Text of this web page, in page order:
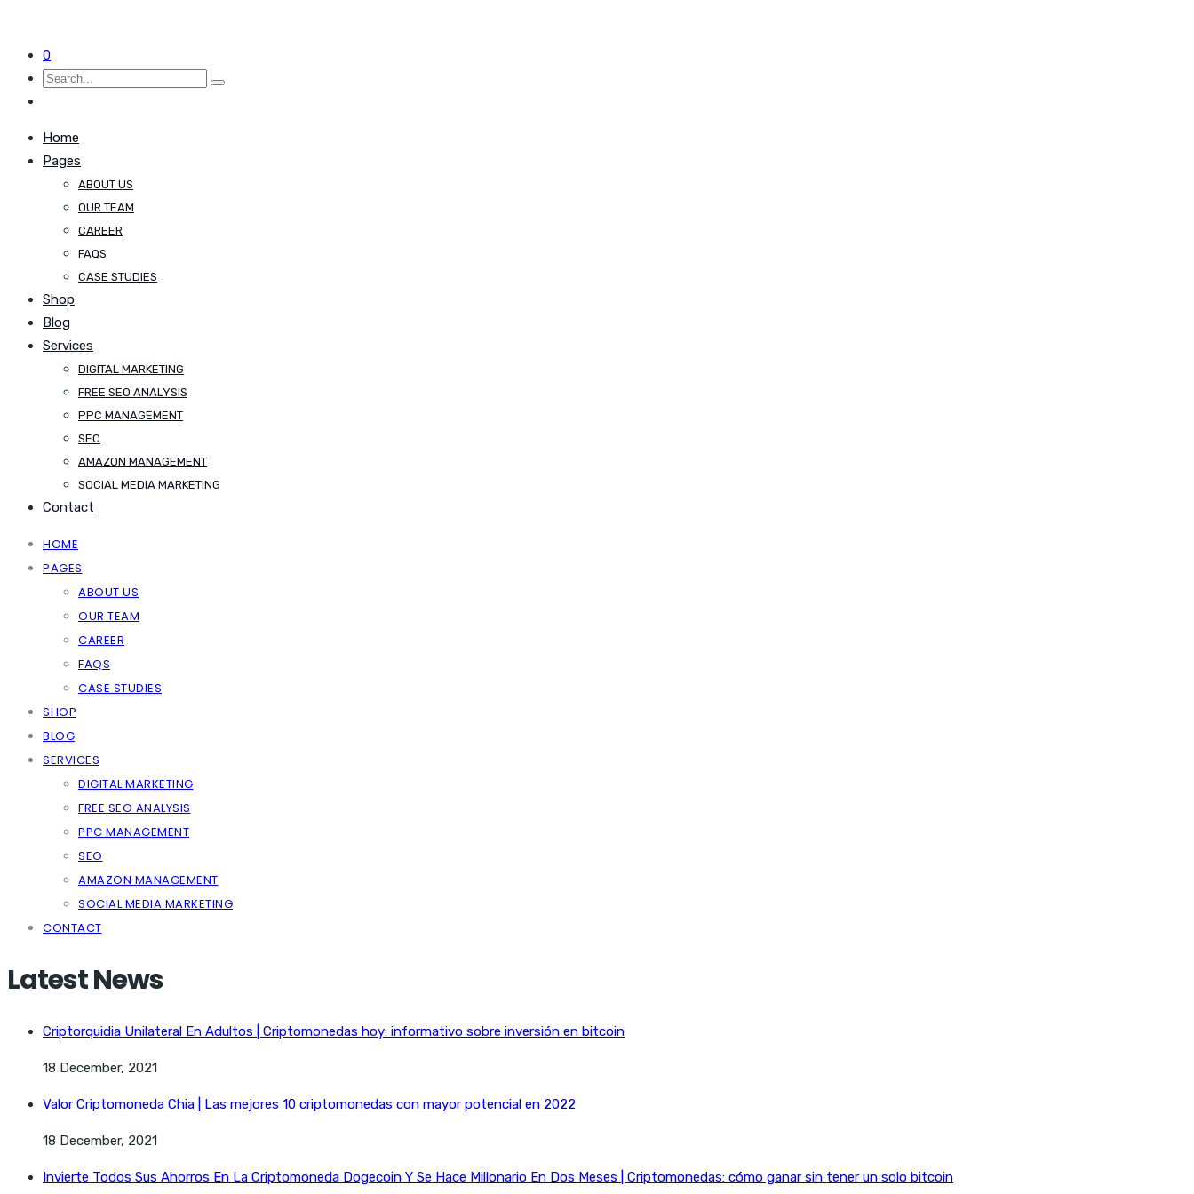
0
Home
Pages
ABOUT US
OUR TEAM
CAREER
FAQS
CASE STUDIES
Shop
Blog
Services
DIGITAL MARKETING
FREE SEO ANALYSIS
PPC MANAGEMENT
SEO
AMAZON MANAGEMENT
SOCIAL MEDIA MARKETING
Contact
HOME
PAGES
ABOUT US
OUR TEAM
CAREER
FAQS
CASE STUDIES
SHOP
BLOG
SERVICES
DIGITAL MARKETING
FREE SEO ANALYSIS
PPC MANAGEMENT
SEO
AMAZON MANAGEMENT
SOCIAL MEDIA MARKETING
CONTACT
Latest News
Criptorquidia Unilateral En Adultos | Criptomonedas hoy: informativo sobre inversión en bitcoin
18 December, 2021
Valor Criptomoneda Chia | Las mejores 10 criptomonedas con mayor potencial en 2022
18 December, 2021
Invierte Todos Sus Ahorros En La Criptomoneda Dogecoin Y Se Hace Millonario En Dos Meses | Criptomonedas: cómo ganar sin tener un solo bitcoin